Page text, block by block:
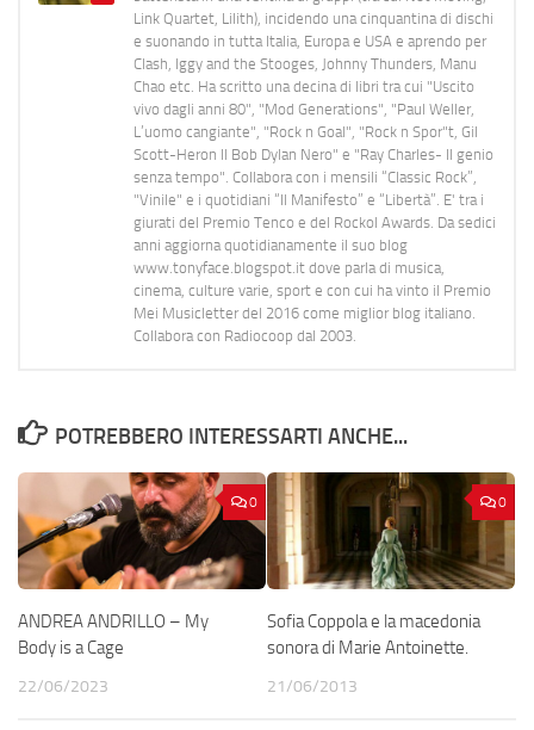
Link Quartet, Lilith), incidendo una cinquantina di dischi
e suonando in tutta Italia, Europa e USA e aprendo per
Clash, Iggy and the Stooges, Johnny Thunders, Manu
Chao etc. Ha scritto una decina di libri tra cui "Uscito
vivo dagli anni 80", "Mod Generations", "Paul Weller,
L’uomo cangiante", "Rock n Goal", "Rock n Spor"t, Gil
Scott-Heron Il Bob Dylan Nero" e "Ray Charles- Il genio
senza tempo". Collabora con i mensili “Classic Rock”,
"Vinile" e i quotidiani “Il Manifesto” e “Libertà”. E' tra i
giurati del Premio Tenco e del Rockol Awards. Da sedici
anni aggiorna quotidianamente il suo blog
www.tonyface.blogspot.it dove parla di musica,
cinema, culture varie, sport e con cui ha vinto il Premio
Mei Musicletter del 2016 come miglior blog italiano.
Collabora con Radiocoop dal 2003.
POTREBBERO INTERESSARTI ANCHE...
0
ANDREA ANDRILLO – My
Body is a Cage
22/06/2023
0
Sofia Coppola e la macedonia
sonora di Marie Antoinette.
21/06/2013